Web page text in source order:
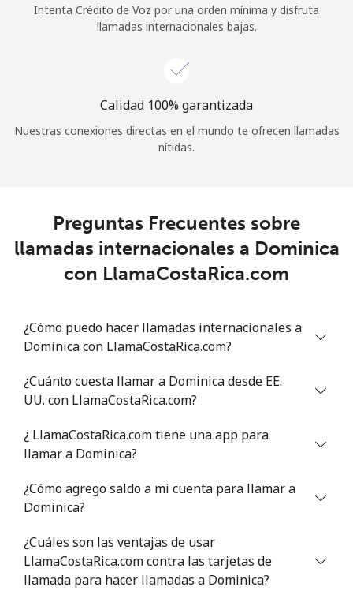
Continuar con
Intenta Crédito de Voz por una orden mínima y disfruta
llamadas internacionales bajas.
Calidad 100% garantizada
Nuestras conexiones directas en el mundo te ofrecen llamadas
nítidas.
Preguntas Frecuentes sobre
llamadas internacionales a Dominica
con LlamaCostaRica.com
¿Cómo puedo hacer llamadas internacionales a
Dominica con LlamaCostaRica.com?
¿Cuánto cuesta llamar a Dominica desde EE.
UU. con LlamaCostaRica.com?
¿ LlamaCostaRica.com tiene una app para
llamar a Dominica?
¿Cómo agrego saldo a mi cuenta para llamar a
Dominica?
¿Cuáles son las ventajas de usar
LlamaCostaRica.com contra las tarjetas de
llamada para hacer llamadas a Dominica?